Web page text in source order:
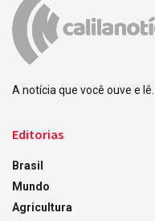
A notícia que você ouve e lê.
Editorias
Brasil
Mundo
Agricultura